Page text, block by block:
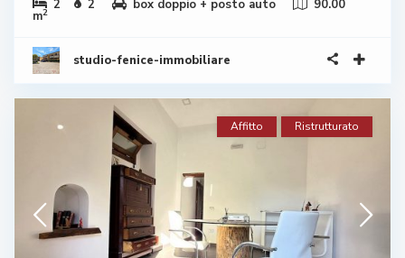
2
2 box doppio + posto auto 90.00
m2
studio-fenice-immobiliare
Affitto Ristrutturato